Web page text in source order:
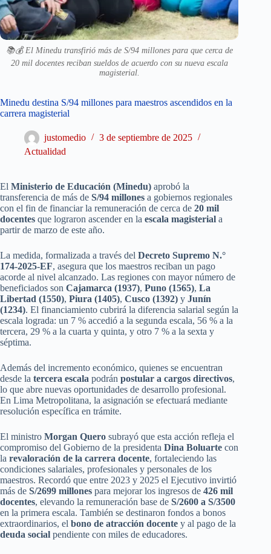
📚💰 El Minedu transfirió más de S/94 millones para que cerca de
20 mil docentes reciban sueldos de acuerdo con su nueva escala
magisterial.
Minedu destina S/94 millones para maestros ascendidos en la
carrera magisterial
justomedio
3 de septiembre de 2025
Actualidad
El Ministerio de Educación (Minedu) aprobó la
transferencia de más de S/94 millones a gobiernos regionales
con el fin de financiar la remuneración de cerca de 20 mil
docentes que lograron ascender en la escala magisterial a
partir de marzo de este año.
La medida, formalizada a través del Decreto Supremo N.°
174-2025-EF, asegura que los maestros reciban un pago
acorde al nivel alcanzado. Las regiones con mayor número de
beneficiados son Cajamarca (1937), Puno (1565), La
Libertad (1550), Piura (1405), Cusco (1392) y Junín
(1234). El financiamiento cubrirá la diferencia salarial según la
escala lograda: un 7 % accedió a la segunda escala, 56 % a la
tercera, 29 % a la cuarta y quinta, y otro 7 % a la sexta y
séptima.
Además del incremento económico, quienes se encuentran
desde la tercera escala podrán postular a cargos directivos,
lo que abre nuevas oportunidades de desarrollo profesional.
En Lima Metropolitana, la asignación se efectuará mediante
resolución específica en trámite.
El ministro Morgan Quero subrayó que esta acción refleja el
compromiso del Gobierno de la presidenta Dina Boluarte con
la revaloración de la carrera docente, fortaleciendo las
condiciones salariales, profesionales y personales de los
maestros. Recordó que entre 2023 y 2025 el Ejecutivo invirtió
más de S/2699 millones para mejorar los ingresos de 426 mil
docentes, elevando la remuneración base de S/2600 a S/3500
en la primera escala. También se destinaron fondos a bonos
extraordinarios, el bono de atracción docente y al pago de la
deuda social pendiente con miles de educadores.